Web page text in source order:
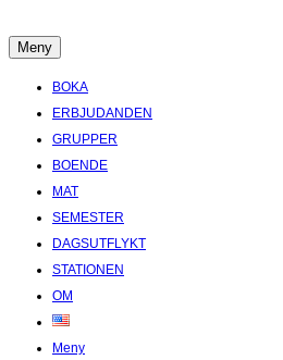
till
Boende Aktiviteter Möten Hemlig historia i
Meny
BOKA
ERBJUDANDEN
GRUPPER
BOENDE
MAT
SEMESTER
DAGSUTFLYKT
STATIONEN
OM
Meny